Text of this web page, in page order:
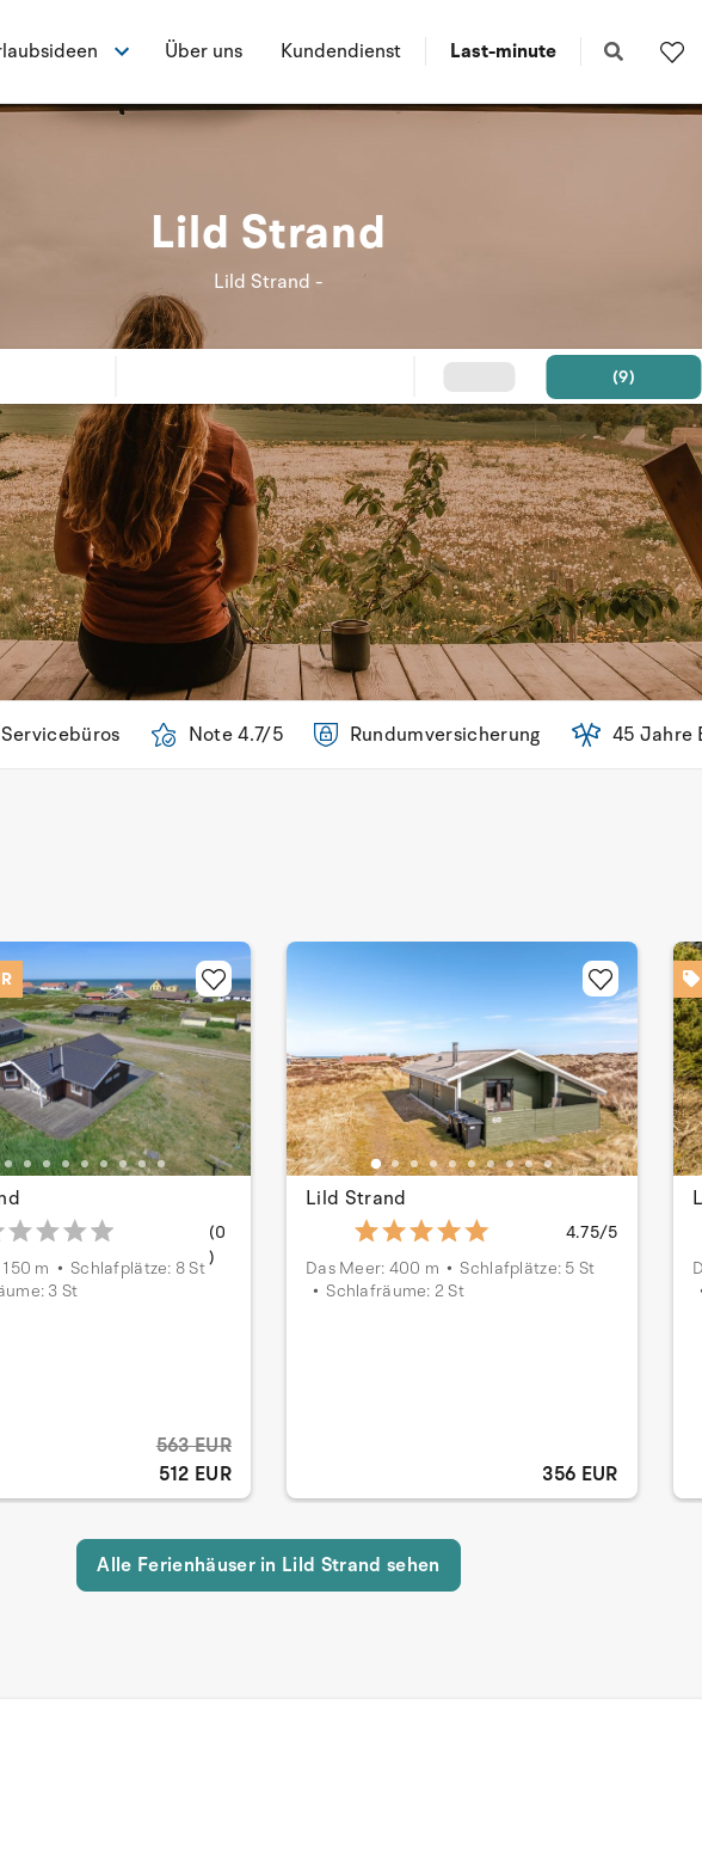
Über uns Kundendienst Last-minute
(9)
Lild Strand
Lild Strand -
Note 4.7/5 Rundumversicherung 45 Jahre
(0
)
m
Schlafplätze: 8 St
3 St
563 EUR
512 EUR
Lild Strand
4.75/5
Das Meer: 400 m
Schlafplätze: 5 St
Schlafräume: 2 St
356 EUR
Alle Ferienhäuser in Lild Strand sehen